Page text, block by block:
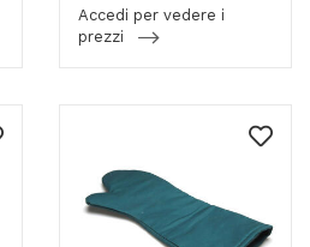
Accedi per vedere i
prezzi